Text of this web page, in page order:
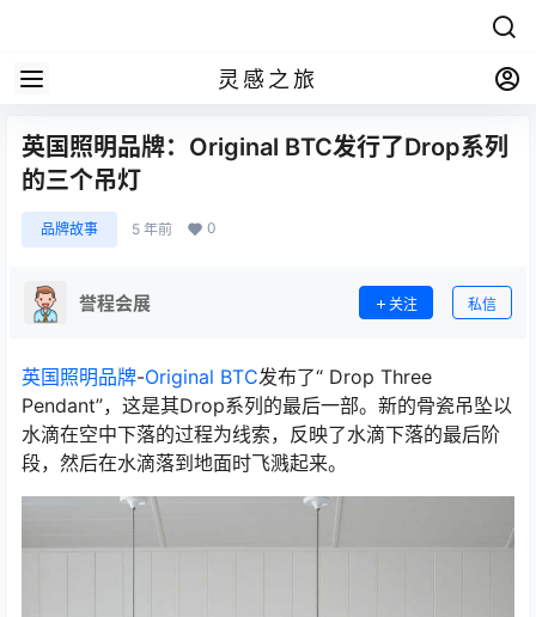
灵感之旅
英国照明品牌：Original BTC发行了Drop系列
的三个吊灯
品牌故事 5 年前 0
誉程会展 关注 私信
英国照明品牌-Original BTC发布了“ Drop Three
Pendant”，这是其Drop系列的最后一部。新的骨瓷吊坠以
水滴在空中下落的过程为线索，反映了水滴下落的最后阶
段，然后在水滴落到地面时飞溅起来。